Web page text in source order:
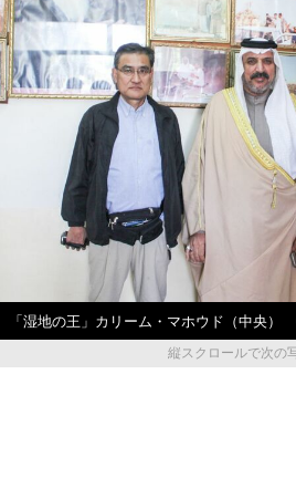
「湿地の王」カリーム・マホウド（中央
縦スクロールで次の